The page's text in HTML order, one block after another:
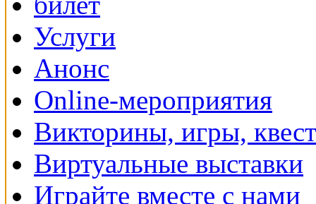
Услуги
Анонс
Online-мероприятия
Викторины, игры,
Виртуальные выставки
Играйте вместе с нами